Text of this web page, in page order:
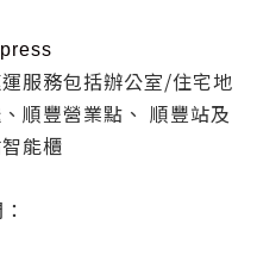
服務包括辦公室/住宅地
順豐營業點、 順豐站及
能櫃